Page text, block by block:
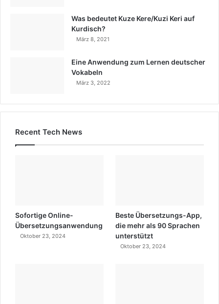
Was bedeutet Kuze Kere/Kuzi Keri auf
Kurdisch?
März 8, 2021
Eine Anwendung zum Lernen deutscher
Vokabeln
März 3, 2022
Recent Tech News
Sofortige Online-
Übersetzungsanwendung
Oktober 23, 2024
Beste Übersetzungs-App,
die mehr als 90 Sprachen
unterstützt
Oktober 23, 2024